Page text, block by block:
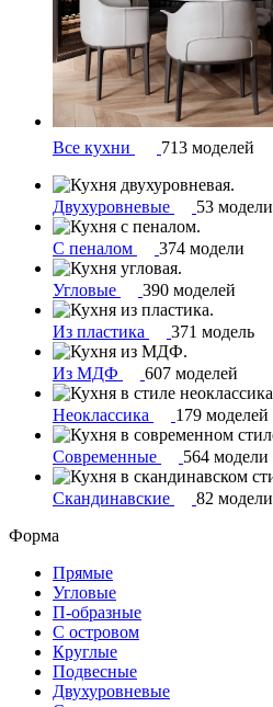
Все кухни 713 моделей
Двухуровневые 53 модели
С пеналом 374 модели
Угловые 390 моделей
Из пластика 371 модель
Из МДФ 607 моделей
Неоклассика 179 моделей
Современные 564 модели
Скандинавские
82 модели
Форма
Прямые
Угловые
П-образные
С островом
Круглые
Подвесные
Двухуровневые